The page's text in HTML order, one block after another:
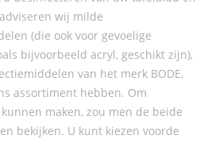
wij milde
(die ook voor gevoelige
bijvoorbeeld acryl, geschikt zijn),
van het merk BODE,
assortiment hebben. Om
maken, zou men de beide
bekijken. U kunt kiezen voorde